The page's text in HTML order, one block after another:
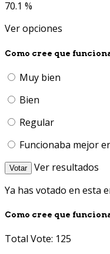
70.1 %
Ver opciones
Como cree que
Muy bien
Bien
Regular
Funcionaba mejor
Votar
Ver resultados
Ya has votado en esta
Como cree que
Total Vote: 125